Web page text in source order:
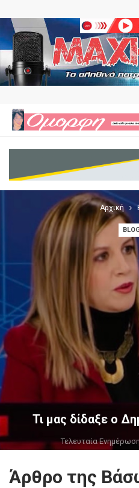
Αρχική
Τι μας δίδαξε ο
Τελευταία Ενημέρωση
Άρθρο της